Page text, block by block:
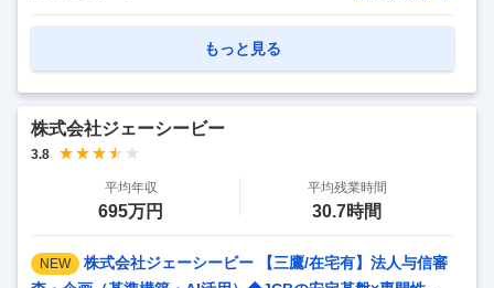
て新たに設立されるVポイントマーケティング株式会社が保
ン ・当社グループが保有する様々なデータアセット、ソリュ
・売上目標達成のための担当クライアント/領域で…
もっと見る
株式会社ジェーシービー
3.8
平均年収
695万円
平均残業時間
30.7時間
NEW
株式会社ジェーシービー 【三鷹/在宅有】法人与信審